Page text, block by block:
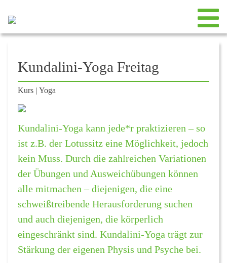
Kundalini-Yoga Freitag
Kurs | Yoga
Kundalini-Yoga kann jede*r praktizieren – so
ist z.B. der Lotussitz eine Möglichkeit, jedoch
kein Muss. Durch die zahlreichen Variationen
der Übungen und Ausweichübungen können
alle mitmachen – diejenigen, die eine
schweißtreibende Herausforderung suchen
und auch diejenigen, die körperlich
eingeschränkt sind. Kundalini-Yoga trägt zur
Stärkung der eigenen Physis und Psyche bei.